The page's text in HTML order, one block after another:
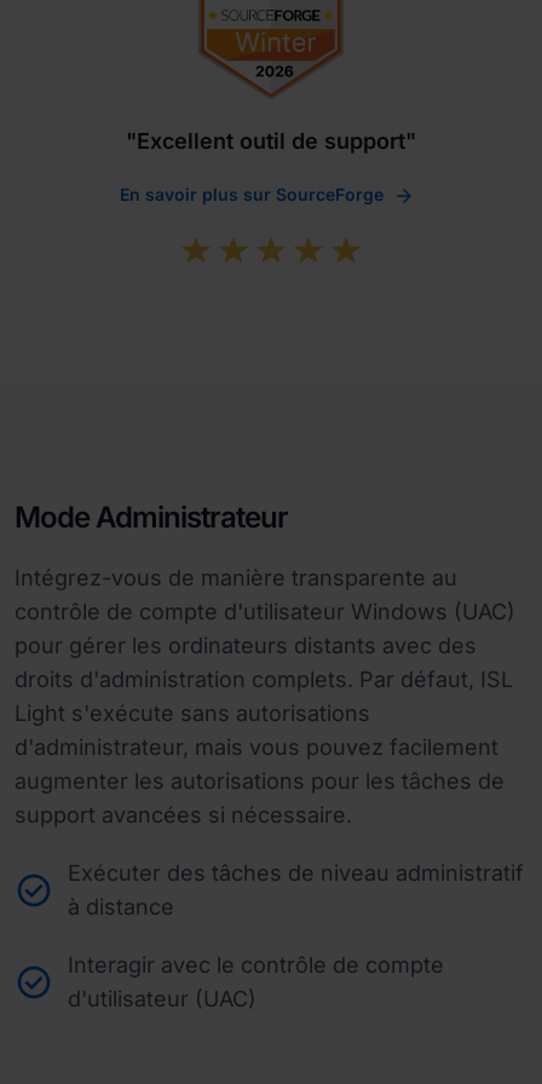
"Excellent outil de support"
En savoir plus sur SourceForge
Mode Administrateur
Intégrez-vous de manière transparente au
contrôle de compte d'utilisateur Windows (UAC)
pour gérer les ordinateurs distants avec des
droits d'administration complets. Par défaut, ISL
Light s'exécute sans autorisations
d'administrateur, mais vous pouvez facilement
augmenter les autorisations pour les tâches de
support avancées si nécessaire.
Exécuter des tâches de niveau administratif
à distance
Interagir avec le contrôle de compte
d'utilisateur (UAC)